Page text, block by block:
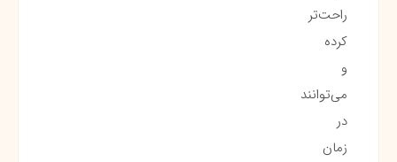
راحت‌تر
کرده
و
می‌توانند
در
زمان